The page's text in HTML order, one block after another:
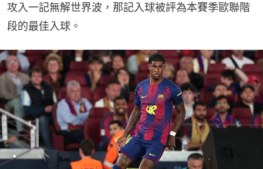
攻入一記無解世界波，那記入球被評為本賽季歐聯階
段的最佳入球。